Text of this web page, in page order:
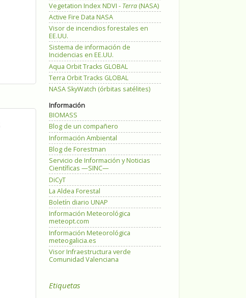
Vegetation Index NDVI - Terra (NASA)
Active Fire Data NASA
Visor de incendios forestales en
EE.UU.
Sistema de información de
Incidencias en EE.UU.
Aqua Orbit Tracks GLOBAL
Terra Orbit Tracks GLOBAL
NASA SkyWatch (órbitas satélites)
Información
BIOMASS
Blog de un compañero
Información Ambiental
Blog de Forestman
Servicio de Información y Noticias
Científicas —SINC—
DiCyT
La Aldea Forestal
Boletín diario UNAP
Información Meteorológica
meteopt.com
Información Meteorológica
meteogalicia.es
Visor Infraestructura verde
Comunidad Valenciana
Etiquetas